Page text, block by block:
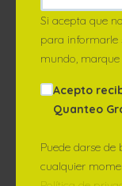
Si acepta que
para informarle
mundo, marque
Acepto
Quanteo
Puede darse
cualquier